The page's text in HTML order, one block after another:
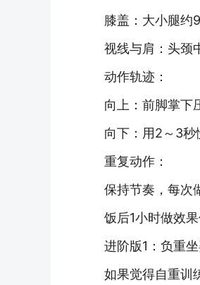
膝盖：大小腿约
视线与肩：头颈中
动作轨迹：
向上：前脚掌下压
向下：用2～3秒慢
重复动作：
保持节奏，每次做
饭后1小时做效果
进阶版1：负重坐
如果觉得自重训练